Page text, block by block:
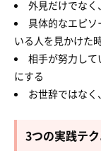
外見だけでなく
具体的なエピ
いる人を見かけた
相手が努力し
にする
お世辞ではな
3つの実践テク